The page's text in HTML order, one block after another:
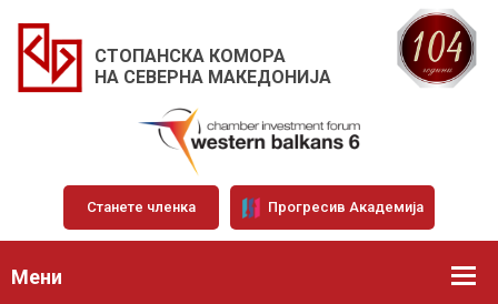
СТОПАНСКА КОМОРА
НА СЕВЕРНА МАКЕДОНИЈА
Станете членка Прогресив Академија
Мени